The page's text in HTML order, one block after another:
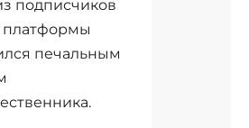
подписчиков
печальным